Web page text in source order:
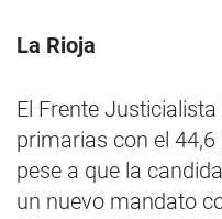
La Rioja
El Frente
primarias con el
pese a que la
un nuevo mandato